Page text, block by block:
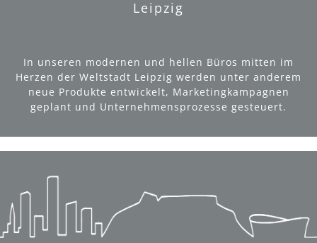
Leipzig
In unseren modernen und hellen Büros mitten im
Herzen der Weltstadt Leipzig werden unter anderem
neue Produkte entwickelt, Marketingkampagnen
geplant und Unternehmensprozesse gesteuert.